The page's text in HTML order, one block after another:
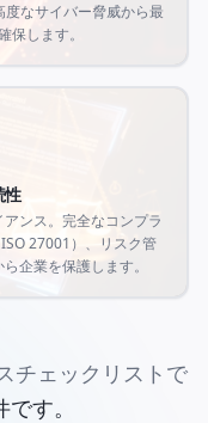
度なサイバー脅威から最
保します。
性
ンス。完全なコンプラ
27001）、リスク管
企業を保護します。
チェックリストで
す。